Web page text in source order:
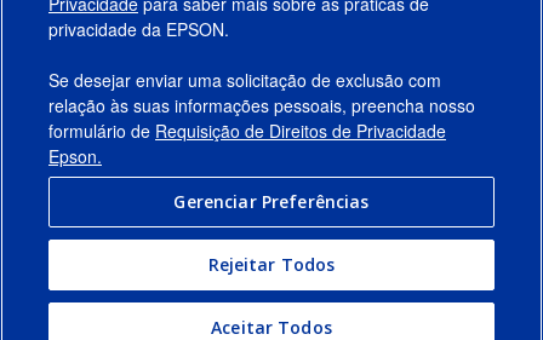
Suporte
Links Sugeridos
Empresa
Conecte-se com a Epson
Termos de Uso
privacidade da EPSON.
Se desejar enviar uma solicitação de exclusão com
relação às suas informações pessoais, preencha nosso
formulário de Requisição de Direitos de Privacidade
Epson.
Gerenciar Preferências
Rejeitar Todos
Aceitar Todos